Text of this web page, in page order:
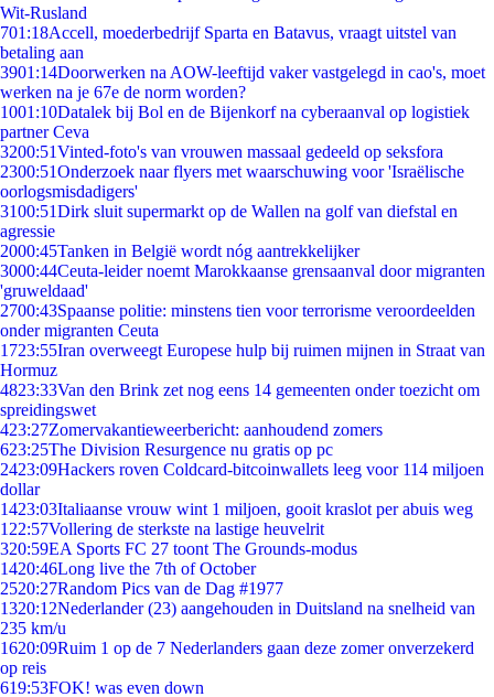
Wit-Rusland
701:18Accell, moederbedrijf Sparta en Batavus, vraagt uitstel van
betaling aan
3901:14Doorwerken na AOW-leeftijd vaker vastgelegd in cao's, moet
werken na je 67e de norm worden?
1001:10Datalek bij Bol en de Bijenkorf na cyberaanval op logistiek
partner Ceva
3200:51Vinted-foto's van vrouwen massaal gedeeld op seksfora
2300:51Onderzoek naar flyers met waarschuwing voor 'Israëlische
oorlogsmisdadigers'
3100:51Dirk sluit supermarkt op de Wallen na golf van diefstal en
agressie
2000:45Tanken in België wordt nóg aantrekkelijker
3000:44Ceuta-leider noemt Marokkaanse grensaanval door migranten
'gruweldaad'
2700:43Spaanse politie: minstens tien voor terrorisme veroordeelden
onder migranten Ceuta
1723:55Iran overweegt Europese hulp bij ruimen mijnen in Straat van
Hormuz
4823:33Van den Brink zet nog eens 14 gemeenten onder toezicht om
spreidingswet
423:27Zomervakantieweerbericht: aanhoudend zomers
623:25The Division Resurgence nu gratis op pc
2423:09Hackers roven Coldcard-bitcoinwallets leeg voor 114 miljoen
dollar
1423:03Italiaanse vrouw wint 1 miljoen, gooit kraslot per abuis weg
1 22:57Vollering de sterkste na lastige heuvelrit
320:59EA Sports FC 27 toont The Grounds-modus
1420:46Long live the 7th of October
2520:27Random Pics van de Dag #1977
1320:12Nederlander (23) aangehouden in Duitsland na snelheid van
235 km/u
1620:09Ruim 1 op de 7 Nederlanders gaan deze zomer onverzekerd
op reis
619:53FOK! was even down